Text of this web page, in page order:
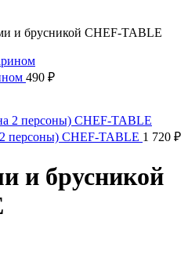
и брусникой CHEF-TABLE
490 ₽
персоны) CHEF-TABLE 1 720 ₽
и брусникой